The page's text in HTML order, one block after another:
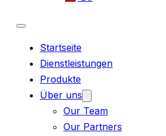
Startseite
Dienstleistungen
Produkte
Über uns
Our Team
Our Partners